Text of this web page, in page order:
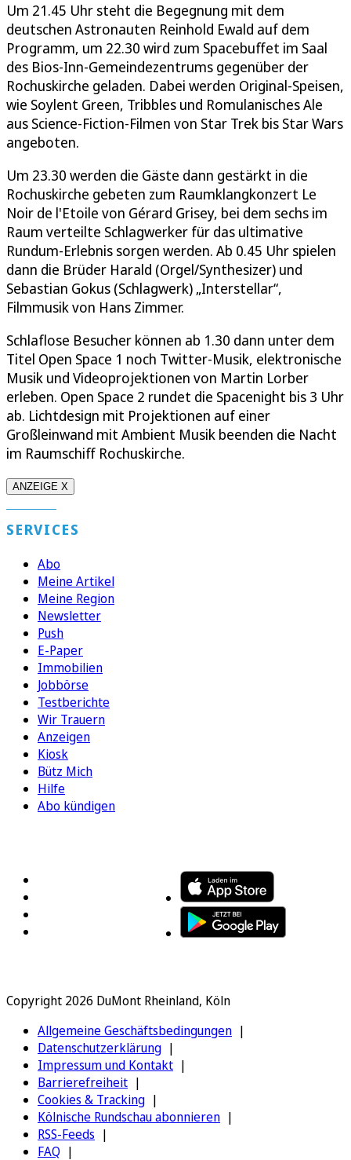
Um 21.45 Uhr steht die Begegnung mit dem
deutschen Astronauten Reinhold Ewald auf dem
Programm, um 22.30 wird zum Spacebuffet im Saal
des Bios-Inn-Gemeindezentrums gegenüber der
Rochuskirche geladen. Dabei werden Original-Speisen,
wie Soylent Green, Tribbles und Romulanisches Ale
aus Science-Fiction-Filmen von Star Trek bis Star Wars
angeboten.
Um 23.30 werden die Gäste dann gestärkt in die
Rochuskirche gebeten zum Raumklangkonzert Le
Noir de l'Etoile von Gérard Grisey, bei dem sechs im
Raum verteilte Schlagwerker für das ultimative
Rundum-Erlebnis sorgen werden. Ab 0.45 Uhr spielen
dann die Brüder Harald (Orgel/Synthesizer) und
Sebastian Gokus (Schlagwerk) „Interstellar“,
Filmmusik von Hans Zimmer.
Schlaflose Besucher können ab 1.30 dann unter dem
Titel Open Space 1 noch Twitter-Musik, elektronische
Musik und Videoprojektionen von Martin Lorber
erleben. Open Space 2 rundet die Spacenight bis 3 Uhr
ab. Lichtdesign mit Projektionen auf einer
Großleinwand mit Ambient Musik beenden die Nacht
im Raumschiff Rochuskirche.
ANZEIGE X
SERVICES
Abo
Meine Artikel
Meine Region
Newsletter
Push
E-Paper
Immobilien
Jobbörse
Testberichte
Wir Trauern
Anzeigen
Kiosk
Bütz Mich
Hilfe
Abo kündigen
Copyright 2026 DuMont Rheinland, Köln
Allgemeine Geschäftsbedingungen
Datenschutzerklärung
Impressum und Kontakt
Barrierefreiheit
Cookies & Tracking
Kölnische Rundschau abonnieren
RSS-Feeds
FAQ